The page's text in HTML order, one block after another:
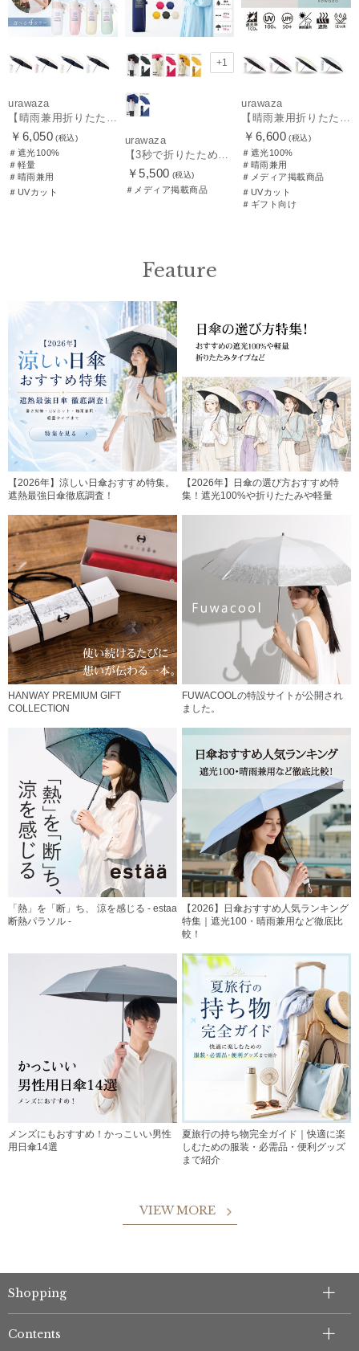
urawaza
￥6,050 (税込)
＃遮光100%
＃軽量
＃晴雨兼用
＃UVカット
+1
urawaza
￥5,500 (税込)
＃メディア掲載商品
urawaza
￥6,600 (税込)
＃遮光100%
＃晴雨兼用
＃メディア掲載商品
＃UVカット
＃ギフト向け
Feature
【2026年】涼しい日傘おすすめ特集。
遮熱最強日傘徹底調査！
【2026年】日傘の選び方おすすめ特
集！遮光100%や折りたたみや軽量
HANWAY PREMIUM GIFT
COLLECTION
FUWACOOLの特設サイトが公開され
ました。
「熱」を「断」ち、 涼を感じる - estaa
断熱パラソル -
【2026】日傘おすすめ人気ランキング
特集｜遮光100・晴雨兼用など徹底比
較！
メンズにもおすすめ！かっこいい男性
用日傘14選
夏旅行の持ち物完全ガイド｜快適に楽
しむための服装・必需品・便利グッズ
まで紹介
VIEW MORE
Shopping
Contents